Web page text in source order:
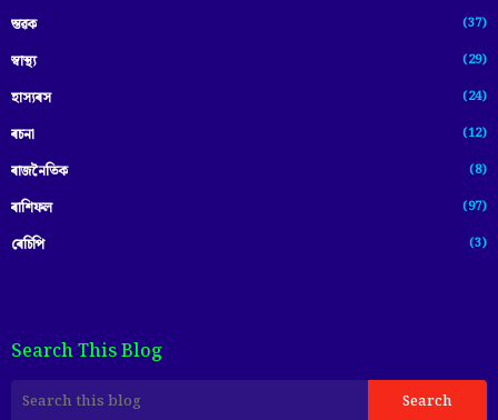
স্তৱক (37)
স্বাস্থ্য (29)
হাস্যৰস (24)
ৰচনা (12)
ৰাজনৈতিক (8)
ৰাশিফল (97)
ৰেচিপি (3)
Search This Blog